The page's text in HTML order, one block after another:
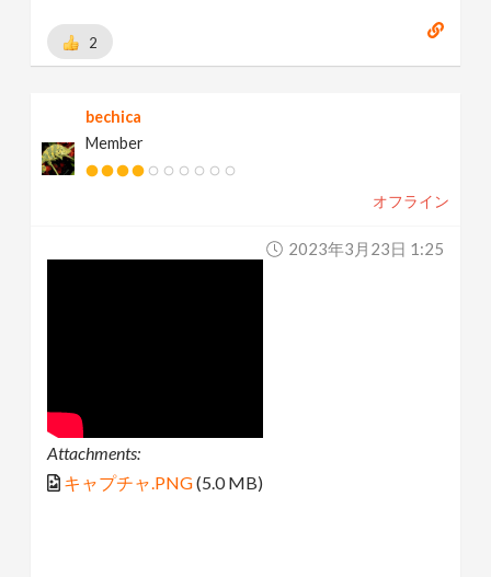
2
bechica
Member
オフライン
2023年3月23日 1:25
Attachments:
キャプチャ.PNG(5.0 MB)